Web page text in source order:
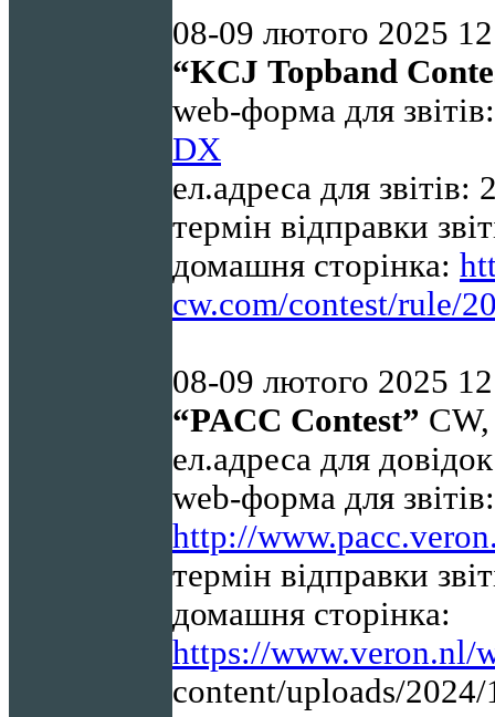
08-09 лютого 2025
“KCJ Topband
web-форма для
DX
ел.адреса для звітів:
термін відправки
домашня сторінка:
cw.com/contest/rule/
08-09 лютого 2025
“PACC Contest”
ел.адреса для
web-форма для
http://
термін відправки
домашня сторінка:
https://www.veron.nl/
content/uploads/2024/